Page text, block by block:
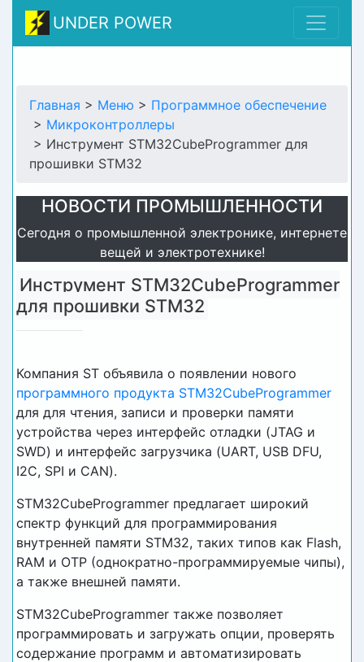
UNDER POWER
Главная > Меню > Программное обеспечение
> Микроконтроллеры
> Инструмент STM32CubeProgrammer для
прошивки STM32
НОВОСТИ ПРОМЫШЛЕННОСТИ
Сегодня о промышленной электронике, интернете
вещей и электротехнике!
Инструмент STM32CubeProgrammer
для прошивки STM32
Компания ST объявила о появлении нового
программного продукта STM32CubeProgrammer
для для чтения, записи и проверки памяти
устройства через интерфейс отладки (JTAG и
SWD) и интерфейс загрузчика (UART, USB DFU,
I2C, SPI и CAN).
STM32CubeProgrammer предлагает широкий
спектр функций для программирования
внутренней памяти STM32, таких типов как Flash,
RAM и OTP (однократно-программируемые чипы),
а также внешней памяти.
STM32CubeProgrammer также позволяет
программировать и загружать опции, проверять
содержание программ и автоматизировать